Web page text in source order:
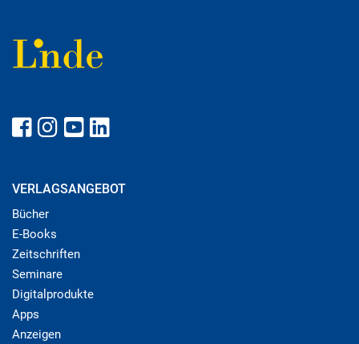
VERLAGSANGEBOT
Bücher
E-Books
Zeitschriften
Seminare
Digitalprodukte
Apps
Anzeigen